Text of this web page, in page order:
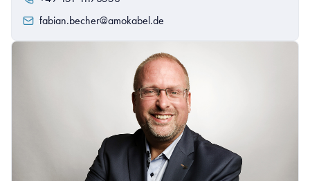
fabian.becher@amokabel.de